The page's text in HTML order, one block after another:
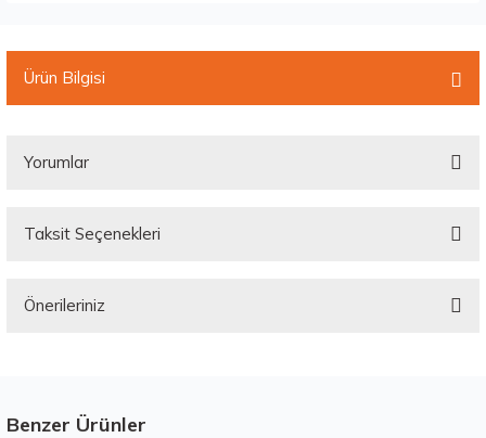
Ürün Bilgisi
Yorumlar
Taksit Seçenekleri
Önerileriniz
Görüş ve önerileriniz için teşekkür ederiz.
Benzer Ürünler